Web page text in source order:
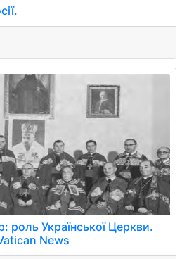
роль Української Церкви.
News